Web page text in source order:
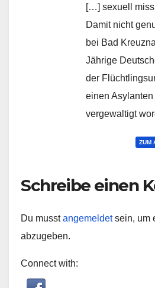
[…] sexuell
Damit nicht
bei Bad
Jährige
der
einen Asylanten
vergewaltigt
ZUM
Schreibe einen
Du musstangemeldetsein, um
abzugeben.
Connect with: